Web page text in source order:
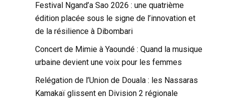
Festival Ngand’a Sao 2026 : une quatrième
édition placée sous le signe de l’innovation et
de la résilience à Dibombari
Concert de Mimie à Yaoundé : Quand la musique
urbaine devient une voix pour les femmes
Relégation de l’Union de Douala : les Nassaras
Kamakaï glissent en Division 2 régionale